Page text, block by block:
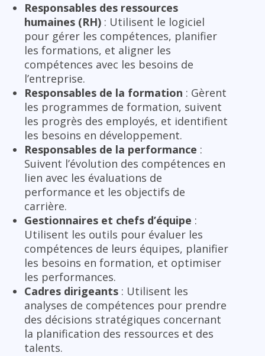
Responsables des ressources
humaines (RH) : Utilisent le logiciel
pour gérer les compétences, planifier
les formations, et aligner les
compétences avec les besoins de
l’entreprise.
Responsables de la formation : Gèrent
les programmes de formation, suivent
les progrès des employés, et identifient
les besoins en développement.
Responsables de la performance :
Suivent l’évolution des compétences en
lien avec les évaluations de
performance et les objectifs de
carrière.
Gestionnaires et chefs d’équipe :
Utilisent les outils pour évaluer les
compétences de leurs équipes, planifier
les besoins en formation, et optimiser
les performances.
Cadres dirigeants : Utilisent les
analyses de compétences pour prendre
des décisions stratégiques concernant
la planification des ressources et des
talents.